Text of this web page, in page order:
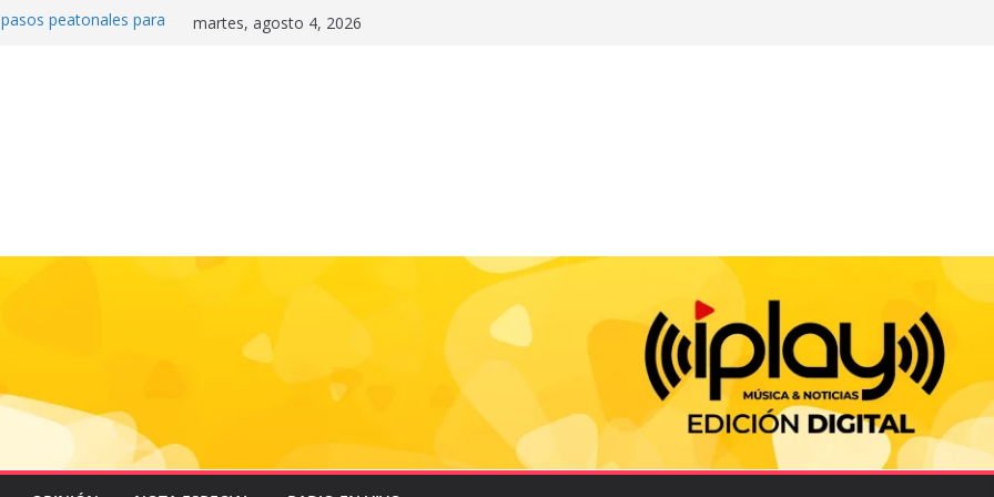
peatonales para
historia en el Draft
la motocicleta a la
2026
e impulsa triunfo de
martes, agosto 4, 2026